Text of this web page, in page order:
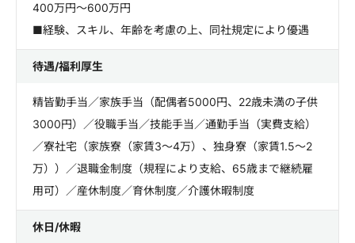
400万円～600万円
■経験、スキル、年齢を考慮の上、同社規定により優遇
待遇/福利厚生
精皆勤手当／家族手当（配偶者5000円、22歳未満の子供
3000円）／役職手当／技能手当／通勤手当（実費支給）
／寮社宅（家族寮（家賃3～4万）、独身寮（家賃1.5～2
万））／退職金制度（規程により支給、65歳まで継続雇
用可）／産休制度／育休制度／介護休暇制度
休日/休暇